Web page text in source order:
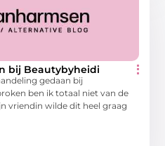
bij Beautybyheidi
gedaan bij
ben ik totaal niet van de
vriendin wilde dit heel graag